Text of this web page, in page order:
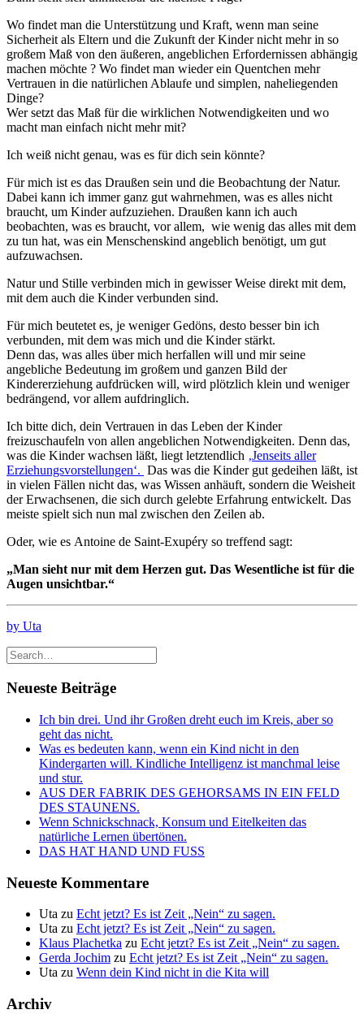
Wo findet man die Unterstützung und Kraft, wenn man seine
Sicherheit als Eltern und die Zukunft der Kinder nicht mehr in so
großem Maß von den äußeren, angeblichen Erfordernissen abhängig
machen möchte ? Wo findet man wieder ein Quentchen mehr
Vertrauen in die natürlichen Ablaufe und simplen, naheliegenden
Dinge?
Wer setzt das Maß für die wirklichen Notwendigkeiten und wo
macht man einfach nicht mehr mit?
Ich weiß nicht genau, was es für dich sein könnte?
Für mich ist es das Draußen sein und die Beobachtung der Natur.
Dabei kann ich immer ganz gut wahrnehmen, was es alles nicht
braucht, um Kinder aufzuziehen. Draußen kann ich auch
beobachten, was es braucht, vor allem, wie wenig das alles mit dem
zu tun hat, was ein Menschenskind angeblich benötigt, um gut
aufzuwachsen.
Natur und Stille verbinden mich in gewisser Weise direkt mit dem,
mit dem auch die Kinder verbunden sind.
Für mich beutetet es, je weniger Gedöns, desto besser bin ich
verbunden, mit dem was mich und die Kinder stärkt.
Denn das, was alles über mich herfallen will und mir seine
angebliche Bedeutung im großem und ganzen Bild der
Kindererziehung aufdrücken will, wird plötzlich klein und weniger
bedrängend, vor allem aufdringlich.
Ich bitte dich, dein Vertrauen in das Leben der Kinder
freizuschaufeln von allen angeblichen Notwendigkeiten. Denn das,
was die Kinder wachsen läßt, liegt letztendlich ‚Jenseits aller
Erziehungsvorstellungen‘. Das was die Kinder gut gedeihen läßt, ist
in vielen Fällen nicht das, was Wissen anhäuft, sondern die Weisheit
der Erwachsenen, die sich durch gelebte Erfahrung entwickelt. Das
meiste spielt sich nun mal zwischen den Zeilen ab.
Oder, wie es Antoine de Saint-Exupéry so treffend sagt:
„Man sieht nur mit dem Herzen gut. Das Wesentliche ist für die
Augen unsichtbar.“
by Uta
Neueste Beiträge
Ich bin drei. Und ihr Großen dreht euch im Kreis, aber so
geht das nicht.
Was es bedeuten kann, wenn ein Kind nicht in den
Kindergarten will. Kindliche Intelligenz ist manchmal leise
und stur.
AUS DER FABRIK DES GEHORSAMS IN EIN FELD
DES STAUNENS.
Wenn Schnickschnack, Konsum und Eitelkeiten das
natürliche Lernen übertönen.
DAS HAT HAND UND FUSS
Neueste Kommentare
Uta zu Echt jetzt? Es ist Zeit „Nein“ zu sagen.
Uta zu Echt jetzt? Es ist Zeit „Nein“ zu sagen.
Klaus Plachetka zu Echt jetzt? Es ist Zeit „Nein“ zu sagen.
Gerda Jochim zu Echt jetzt? Es ist Zeit „Nein“ zu sagen.
Uta zu Wenn dein Kind nicht in die Kita will
Archiv